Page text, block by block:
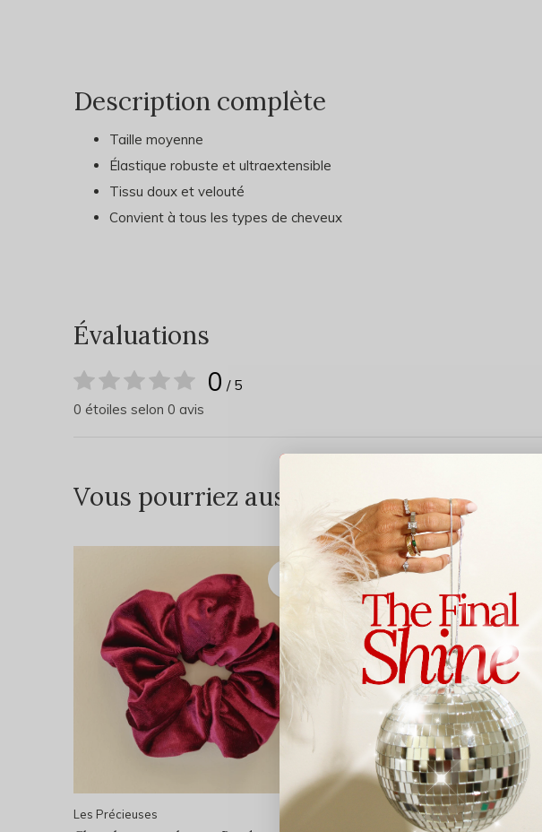
Description complète
Taille moyenne
Élastique robuste et ultraextensible
Tissu doux et velouté
Convient à tous les types de cheveux
Évaluations
0 / 5
0 étoiles selon 0 avis
Vous pourriez aussi aimer...
Les Précieuses Les Précieuses